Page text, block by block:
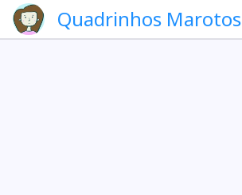
Quadrinhos Marotos